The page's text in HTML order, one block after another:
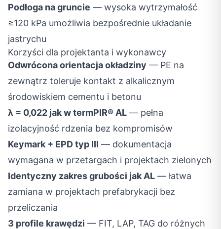
Podłoga na gruncie — wysoka wytrzymałość
≥120 kPa umożliwia bezpośrednie układanie
jastrychu
Korzyści dla projektanta i wykonawcy
Odwrócona orientacja okładziny — PE na
zewnątrz toleruje kontakt z alkalicznym
środowiskiem cementu i betonu
λ = 0,022 jak w termPIR® AL — pełna
izolacyjność rdzenia bez kompromisów
Keymark + EPD typ III — dokumentacja
wymagana w przetargach i projektach zielonych
Identyczny zakres grubości jak AL — łatwa
zamiana w projektach prefabrykacji bez
przeliczania
3 profile krawędzi — FIT, LAP, TAG do różnych